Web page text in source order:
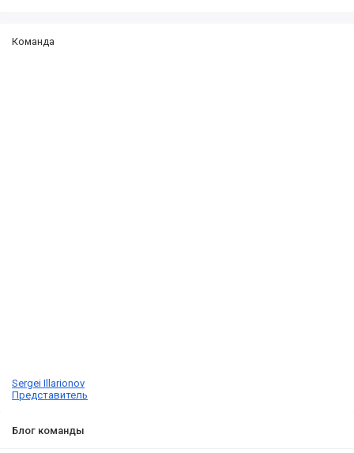
Команда
Sergei Illarionov
Представитель
Блог команды